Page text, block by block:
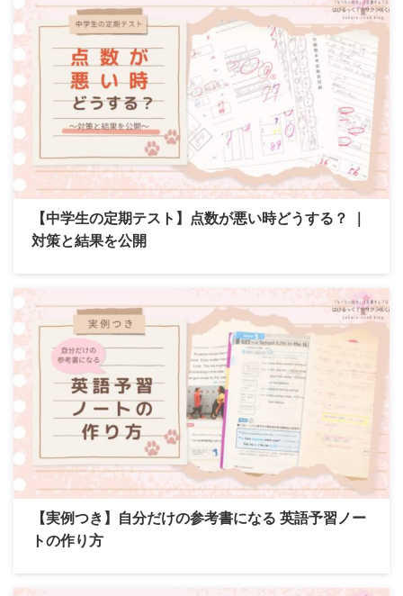
【中学生の定期テスト】点数が悪い時どうする？ ｜
対策と結果を公開
【実例つき】自分だけの参考書になる 英語予習ノー
トの作り方